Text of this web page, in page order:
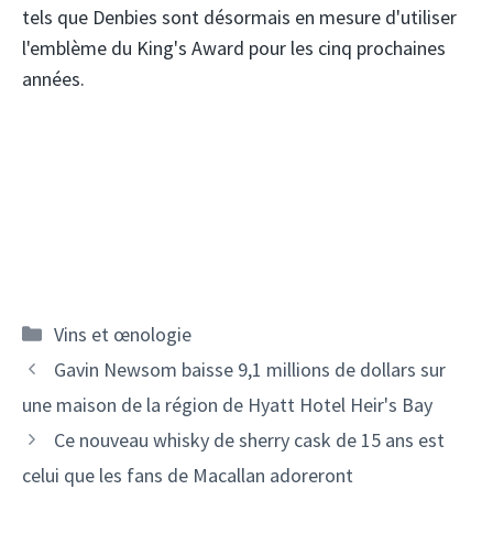
tels que Denbies sont désormais en mesure d'utiliser
l'emblème du King's Award pour les cinq prochaines
années.
Catégories
Vins et œnologie
Navigation
des
Gavin Newsom baisse 9,1 millions de dollars sur
une maison de la région de Hyatt Hotel Heir's Bay
Ce nouveau whisky de sherry cask de 15 ans est
celui que les fans de Macallan adoreront